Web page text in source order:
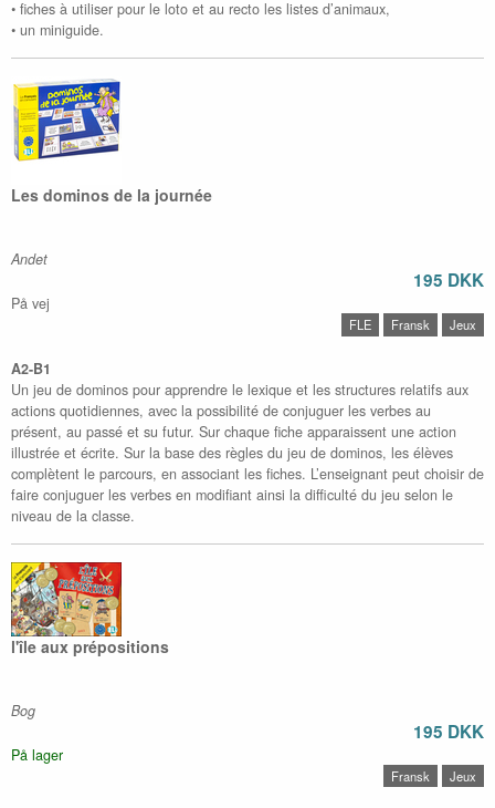
• fiches à utiliser pour le loto et au recto les listes d’animaux,
• un miniguide.
Les dominos de la journée
Andet
195 DKK
På vej
FLE Fransk Jeux
A2-B1
Un jeu de dominos pour apprendre le lexique et les structures relatifs aux
actions quotidiennes, avec la possibilité de conjuguer les verbes au
présent, au passé et su futur. Sur chaque fiche apparaissent une action
illustrée et écrite. Sur la base des règles du jeu de dominos, les élèves
complètent le parcours, en associant les fiches. L’enseignant peut choisir de
faire conjuguer les verbes en modifiant ainsi la difficulté du jeu selon le
niveau de la classe.
l'île aux prépositions
Bog
195 DKK
På lager
Fransk Jeux